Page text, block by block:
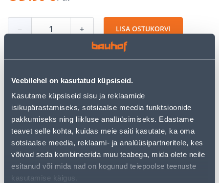
Veebilehel on kasutatud küpsiseid.
Kasutame küpsiseid sisu ja reklaamide
isikupärastamiseks, sotsiaalse meedia funktsioonide
pakkumiseks ning liikluse analüüsimiseks. Edastame
teavet selle kohta, kuidas meie saiti kasutate, ka oma
sotsiaalse meedia, reklaami- ja analüüsipartneritele, kes
võivad seda kombineerida muu teabega, mida olete neile
esitanud või mida nad on kogunud teiepoolse teenuste
kasutamise käigus.
− + LISA OSTUKORVI
Vaata saadavust
Eeldatav kojuvedu 3,69 € al. 2-5 tööpäeva
Poest kätte, alates 06.08.2026